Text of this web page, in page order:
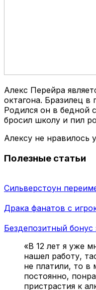
Алекс Перейра
октагона. Бразилец
Родился он в бедной
бросил школу и пил
Алексу не нравилось
Полезные статьи
Сильверстоун
Драка фанатов с
Бездепозитный
«В 12 лет я уже
нашел работу,
не платили, то в
постоянно,
пристрастия к